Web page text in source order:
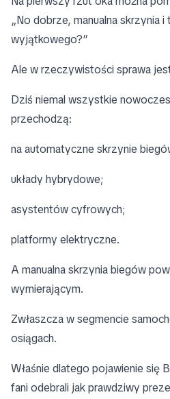
„No dobrze, manualna skrzynia
wyjątkowego?”
Ale w rzeczywistości sprawa
Dziś niemal wszystkie
przechodzą:
na automatyczne skrzynie
układy hybrydowe;
asystentów cyfrowych;
platformy elektryczne.
A manualna skrzynia biegów
wymierającym.
Zwłaszcza w segmencie
osiągach.
Właśnie dlatego pojawienie się
fani odebrali jak prawdziwy